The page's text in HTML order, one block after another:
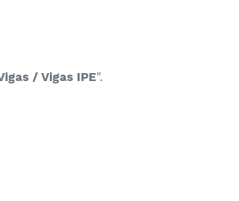
/ Vigas IPE".